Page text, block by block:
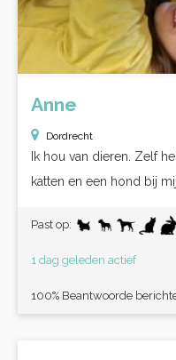
Anne
Dordrecht
Ik hou van dieren. Zelf
katten en een hond bij
Past op:
1 dag geleden actief
100% Beantwoorde